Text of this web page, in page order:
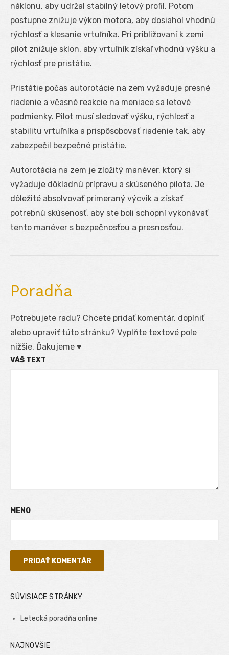
náklonu, aby udržal stabilný letový profil. Potom
postupne znižuje výkon motora, aby dosiahol vhodnú
rýchlosť a klesanie vrtuľníka. Pri približovaní k zemi
pilot znižuje sklon, aby vrtuľník získaľ vhodnú výšku a
rýchlosť pre pristátie.
Pristátie počas autorotácie na zem vyžaduje presné
riadenie a včasné reakcie na meniace sa letové
podmienky. Pilot musí sledovať výšku, rýchlosť a
stabilitu vrtuľníka a prispôsobovať riadenie tak, aby
zabezpečil bezpečné pristátie.
Autorotácia na zem je zložitý manéver, ktorý si
vyžaduje dôkladnú prípravu a skúseného pilota. Je
dôležité absolvovať primeraný výcvik a získať
potrebnú skúsenosť, aby ste boli schopní vykonávať
tento manéver s bezpečnosťou a presnosťou.
Poradňa
Potrebujete radu? Chcete pridať komentár, doplniť
alebo upraviť túto stránku? Vyplňte textové pole
nižšie. Ďakujeme ♥
VÁŠ TEXT
MENO
SÚVISIACE STRÁNKY
Letecká poradňa online
NAJNOVŠIE